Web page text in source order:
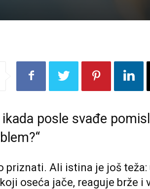
ikada posle svađe
priznati. Ali istina je još
oseća jače, reaguje brže i